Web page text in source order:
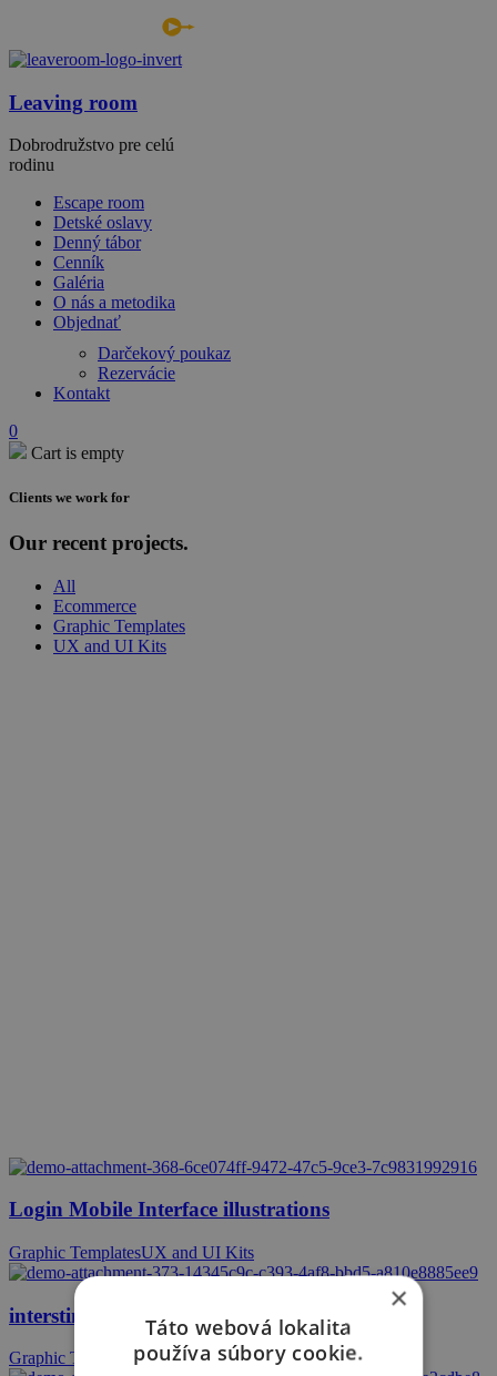
Leaving room
Dobrodružstvo pre celú
rodinu
Escape room
Detské oslavy
Denný tábor
Cenník
Galéria
O nás a metodika
Objednať
Darčekový poukaz
Rezervácie
Kontakt
0
Cart is empty
Clients we work for
Our recent projects.
All
Ecommerce
Graphic Templates
UX and UI Kits
Login Mobile Interface illustrations
Graphic TemplatesUX and UI Kits
intersting stories about IT world
Graphic TemplatesUX and UI Kits
×
Táto webová lokalita
používa súbory cookie.